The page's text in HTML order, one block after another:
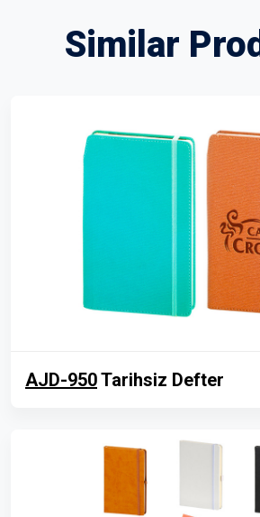
Similar
AJD-950Tarihsiz Defter